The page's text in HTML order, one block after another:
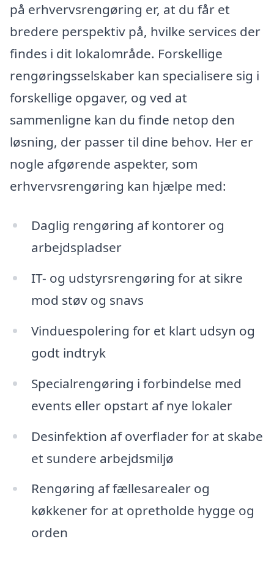
på erhvervsrengøring er, at du får et
bredere perspektiv på, hvilke services der
findes i dit lokalområde. Forskellige
rengøringsselskaber kan specialisere sig i
forskellige opgaver, og ved at
sammenligne kan du finde netop den
løsning, der passer til dine behov. Her er
nogle afgørende aspekter, som
erhvervsrengøring kan hjælpe med:
Daglig rengøring af kontorer og
arbejdspladser
IT- og udstyrsrengøring for at sikre
mod støv og snavs
Vinduespolering for et klart udsyn og
godt indtryk
Specialrengøring i forbindelse med
events eller opstart af nye lokaler
Desinfektion af overflader for at skabe
et sundere arbejdsmiljø
Rengøring af fællesarealer og
køkkener for at opretholde hygge og
orden